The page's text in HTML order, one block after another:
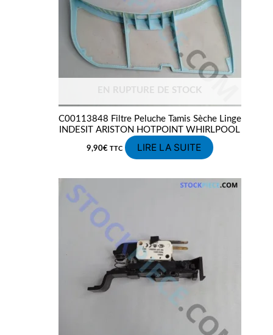
EN RUPTURE DE STOCK
C00113848 Filtre Peluche Tamis Sèche Linge
INDESIT ARISTON HOTPOINT WHIRLPOOL
9,90€ TTC LIRE LA SUITE